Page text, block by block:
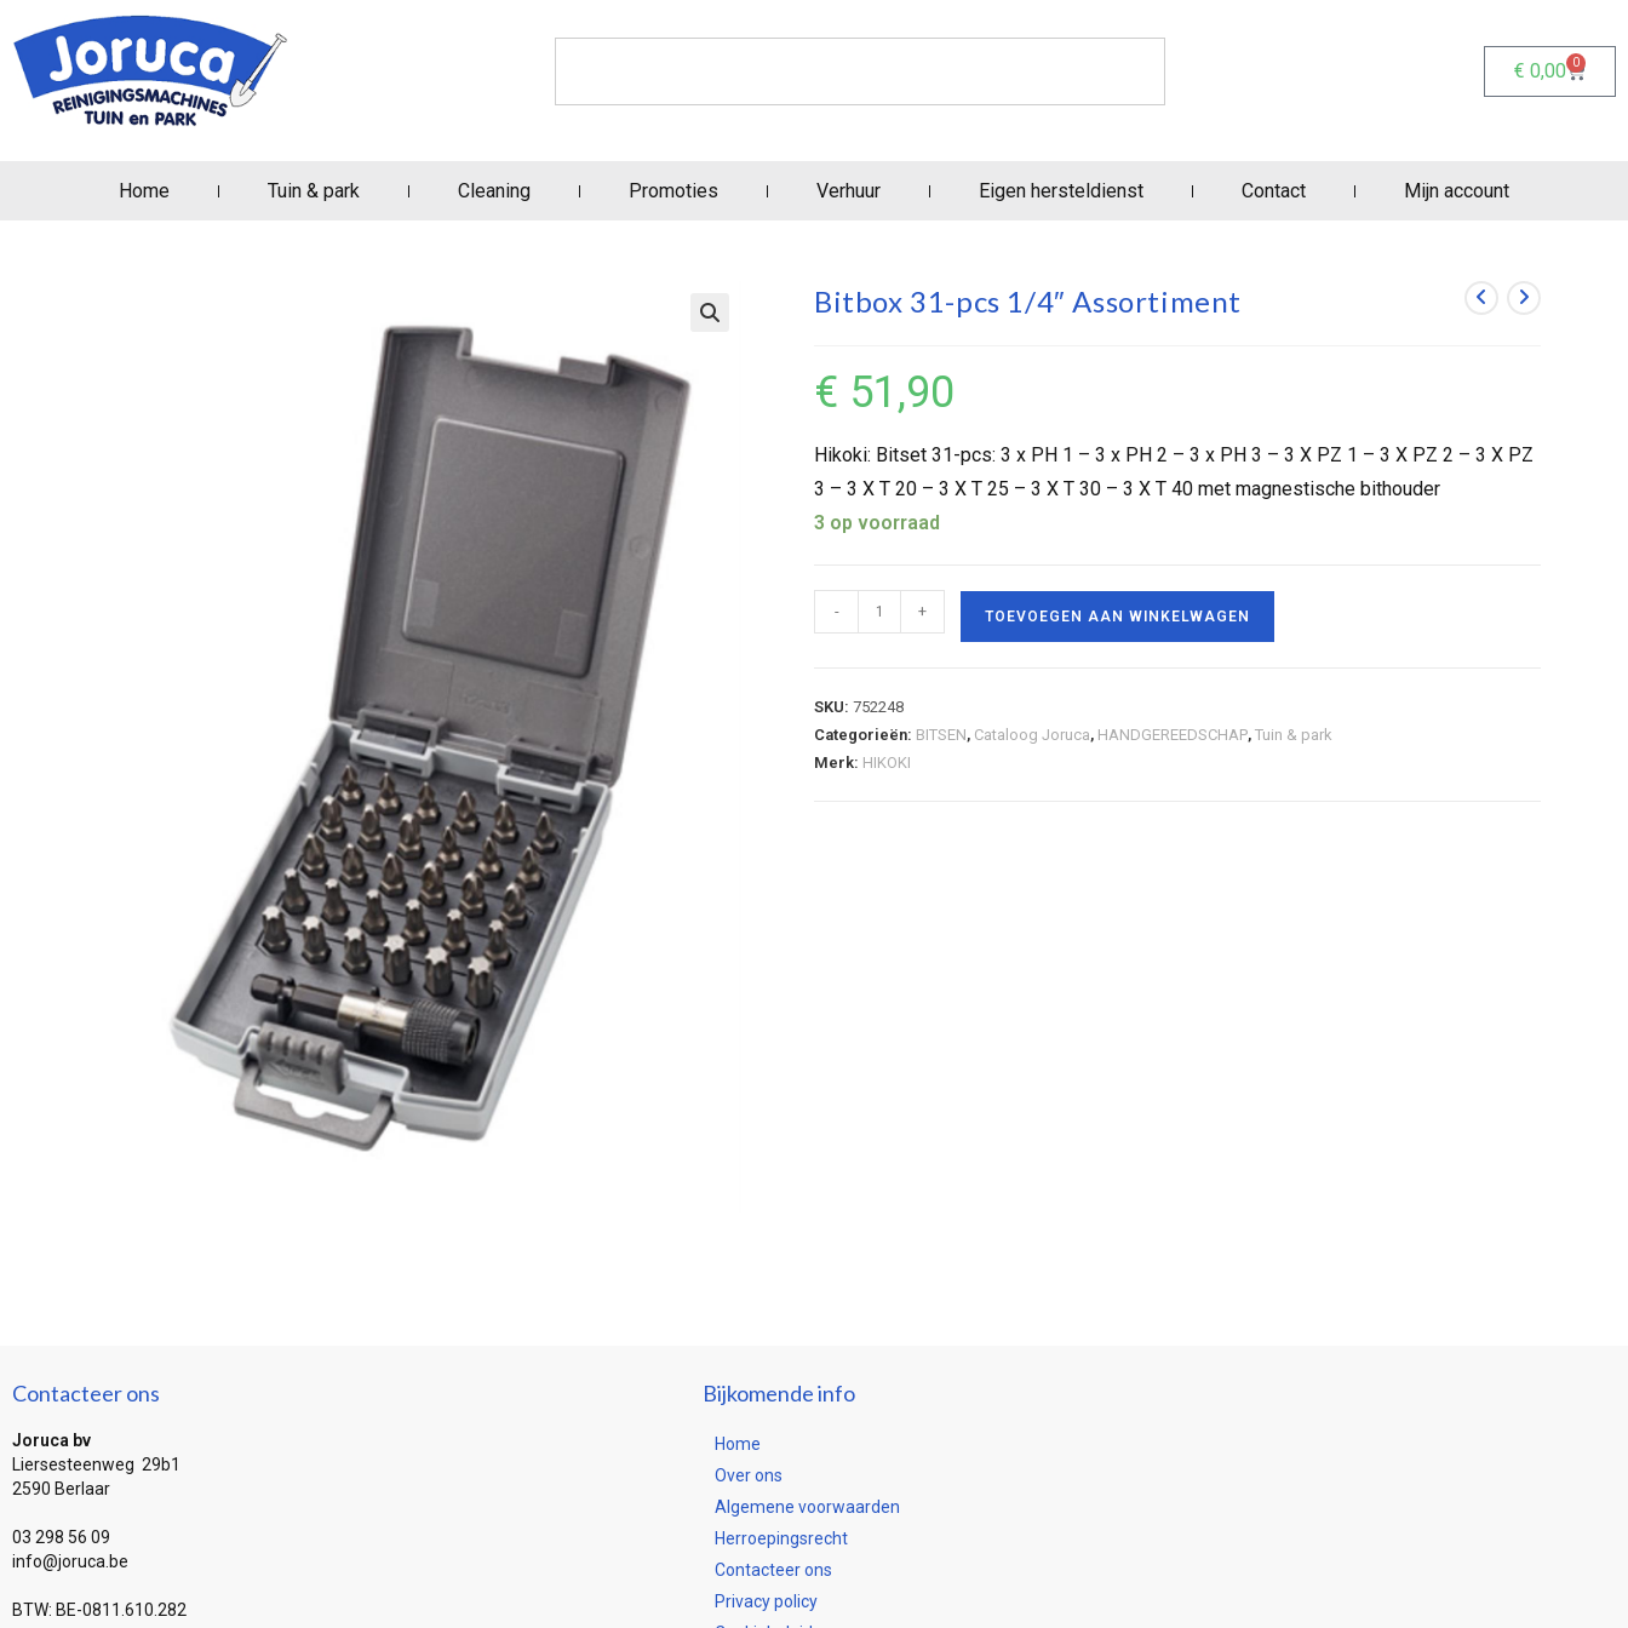
€ 0,00 0
Home Tuin & park Cleaning Promoties Verhuur Eigen hersteldienst Contact Mijn account
Bitbox 31-pcs 1/4″ Assortiment
€ 51,90
Hikoki: Bitset 31-pcs: 3 x PH 1 – 3 x PH 2 – 3 x PH 3 – 3 X PZ 1 – 3 X PZ 2 – 3 X PZ
3 – 3 X T 20 – 3 X T 25 – 3 X T 30 – 3 X T 40 met magnestische bithouder
3 op voorraad
- + TOEVOEGEN AAN WINKELWAGEN
SKU: 752248
Categorieën: BITSEN, Cataloog Joruca, HANDGEREEDSCHAP, Tuin & park
Merk: HIKOKI
Contacteer ons
Joruca bv
Liersesteenweg 29b1
2590 Berlaar
03 298 56 09
info@joruca.be
BTW: BE-0811.610.282
Bijkomende info
Home
Over ons
Algemene voorwaarden
Herroepingsrecht
Contacteer ons
Privacy policy